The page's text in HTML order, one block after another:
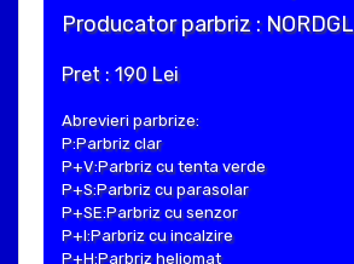
Producator parbriz :
Pret : 190 Lei
Abrevieri parbrize:
P:Parbriz clar
P+V:Parbriz cu tenta verde
P+S:Parbriz cu parasolar
P+SE:Parbriz cu senzor
P+I:Parbriz cu incalzire
P+H:Parbriz heliomat